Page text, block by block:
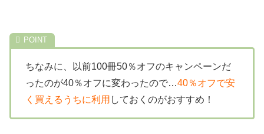
ちなみに、以前100冊50％オフのキャンペーンだ
ったのが40％オフに変わったので…40％オフで安
く買えるうちに利用 しておくのがおすすめ！